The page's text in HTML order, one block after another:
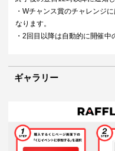
・Wチャンス賞のチャレンジ
なります。
・2回目以降は自動的に開催中
ギャラリー